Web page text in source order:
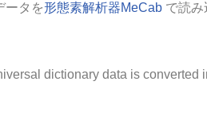
ータを形態素解析器MeCab で読
dictionary data is converted